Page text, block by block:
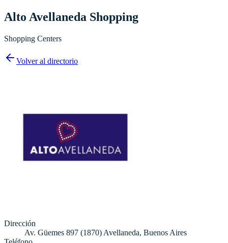
Alto Avellaneda Shopping
Shopping Centers
Volver al directorio
Dirección
Av. Güemes 897 (1870) Avellaneda, Buenos Aires